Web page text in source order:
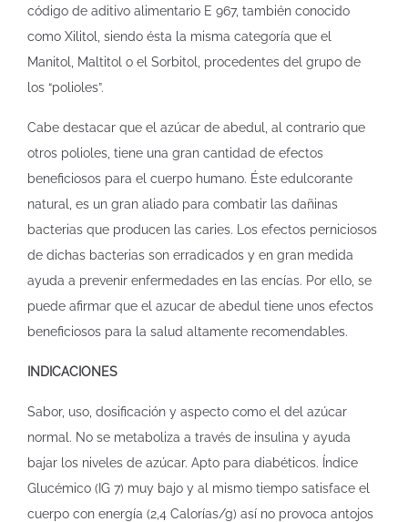
código de aditivo alimentario E 967, también conocido
como Xilitol, siendo ésta la misma categoría que el
Manitol, Maltitol o el Sorbitol, procedentes del grupo de
los “polioles”.
Cabe destacar que el azúcar de abedul, al contrario que
otros polioles, tiene una gran cantidad de efectos
beneficiosos para el cuerpo humano. Éste edulcorante
natural, es un gran aliado para combatir las dañinas
bacterias que producen las caries. Los efectos perniciosos
de dichas bacterias son erradicados y en gran medida
ayuda a prevenir enfermedades en las encías. Por ello, se
puede afirmar que el azucar de abedul tiene unos efectos
beneficiosos para la salud altamente recomendables.
INDICACIONES
Sabor, uso, dosificación y aspecto como el del azúcar
normal. No se metaboliza a través de insulina y ayuda
bajar los niveles de azúcar. Apto para diabéticos. Índice
Glucémico (IG 7) muy bajo y al mismo tiempo satisface el
cuerpo con energía (2,4 Calorías/g) así no provoca antojos